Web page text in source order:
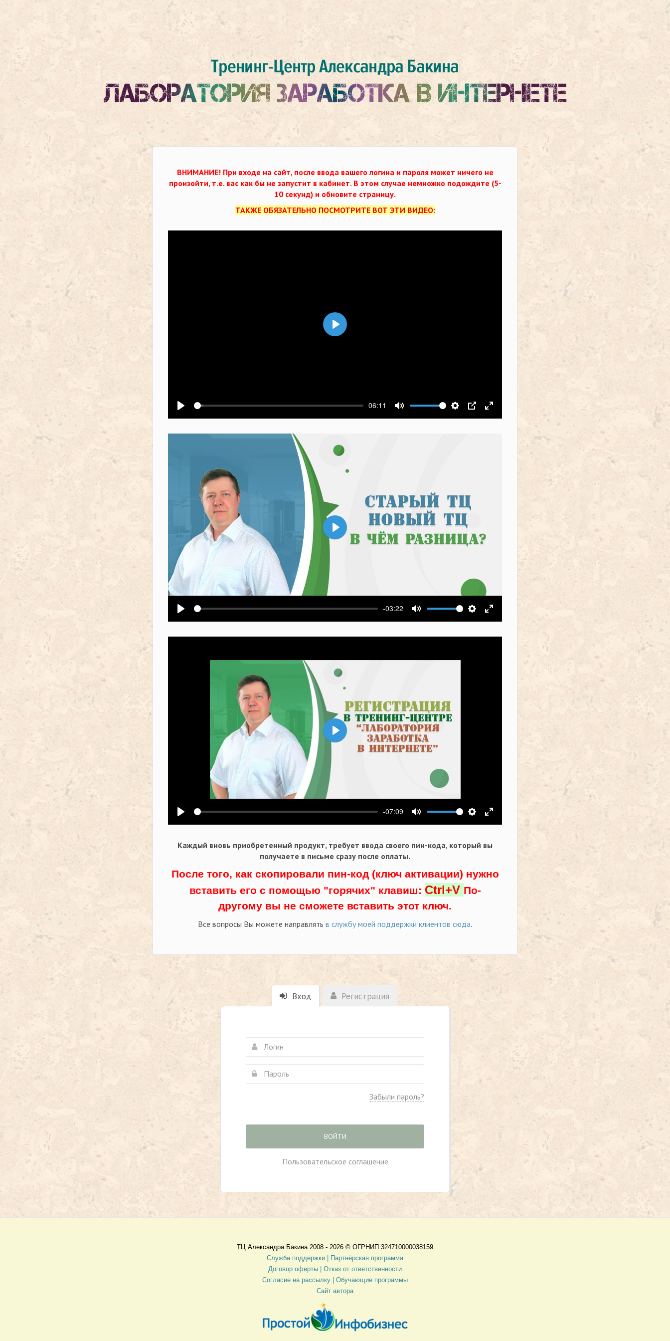
ВНИМАНИЕ! При входе на сайт, после ввода вашего логина и пароля может ничего не
произойти, т.е. вас как бы не запустит в кабинет. В этом случае немножко подождите (5-
10 секунд) и обновите страницу.
ТАКЖЕ ОБЯЗАТЕЛЬНО ПОСМОТРИТЕ ВОТ ЭТИ ВИДЕО:
Воспроизвести
06:11
Выключить звукНастройки
PIP На весь экран
Воспроизвести
Воспроизвести
-03:22
Выключить звукНастройки
На весь экран
Воспроизвести
Воспроизвести
-07:09
Выключить звукНастройки
На весь экран
Воспроизвести
Каждый вновь приобретенный продукт, требует ввода своего пин-кода, который вы
получаете в письме сразу после оплаты.
После того, как скопировали пин-код (ключ активации) нужно
вставить его с помощью "горячих" клавиш: Ctrl+V По-
другому вы не сможете вставить этот ключ.
Все вопросы Вы можете направлять в службу моей поддержки клиентов сюда.
Вход Регистрация
Забыли пароль?
ВОЙТИ
Пользовательское соглашение
ТЦ Александра Бакина 2008 - 2026 © ОГРНИП 324710000038159
Служба поддержки |
Партнёрская программа
Договор оферты
| Отказ от ответственности
Согласие на рассылку | Обучающие программы
Сайт автора